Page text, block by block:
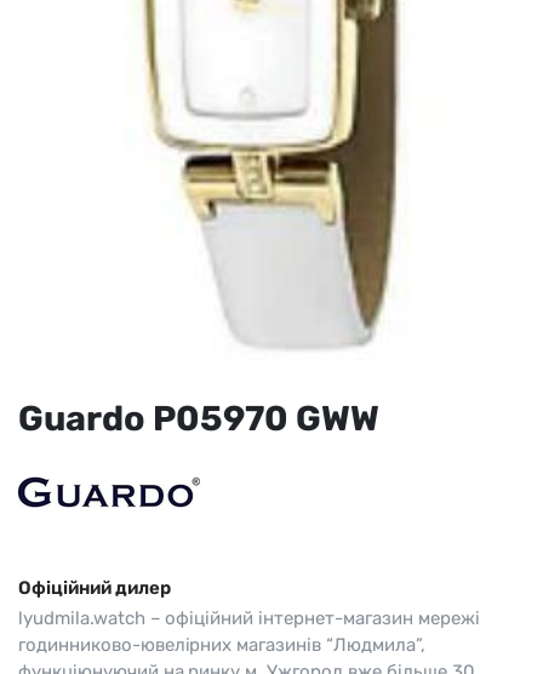
Guardo P05970 GWW
Офіційний дилер
lyudmila.watch – офіційний інтернет-магазин мережі
годинниково-ювелірних магазинів “Людмила”,